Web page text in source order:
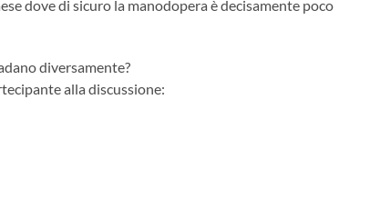
dove di sicuro la manodopera è decisamente poco
diversamente?
alla discussione: